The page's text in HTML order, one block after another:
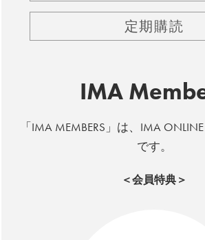
定期購読
IMA
「IMA MEMBERS」は、IMA
です。
＜会員特典＞